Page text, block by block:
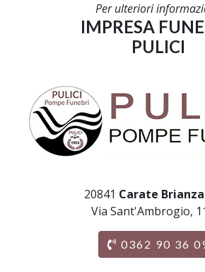
Per ulteriori
IMPRESA
PULICI
20841 Carate Brianza
Via Sant'Ambrogio,
0362 90 36